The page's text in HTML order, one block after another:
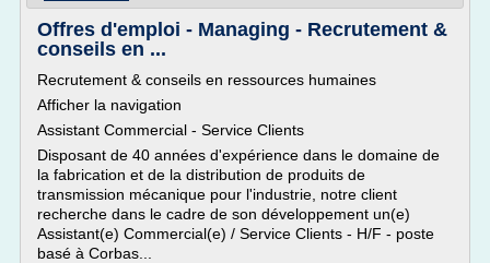
Offres d'emploi - Managing - Recrutement &
conseils en ...
Recrutement & conseils en ressources humaines
Afficher la navigation
Assistant Commercial - Service Clients
Disposant de 40 années d'expérience dans le domaine de
la fabrication et de la distribution de produits de
transmission mécanique pour l'industrie, notre client
recherche dans le cadre de son développement un(e)
Assistant(e) Commercial(e) / Service Clients - H/F - poste
basé à Corbas...